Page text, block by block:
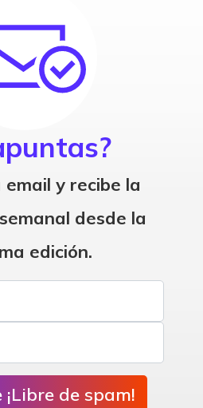
y recibe la
desde la
edición.
de spam!